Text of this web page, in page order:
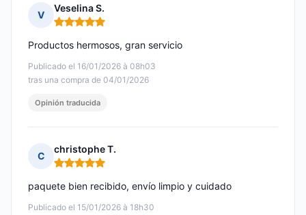
V
Veselina S.
Nota: 5 de 5
Publicado el 16/01/2026 à 08h03
tras una compra de 04/01/2026
Productos hermosos, gran servicio
Opinión traducida
C
christophe T.
Nota: 5 de 5
Publicado el 15/01/2026 à 18h30
paquete bien recibido, envío limpio y cuidado